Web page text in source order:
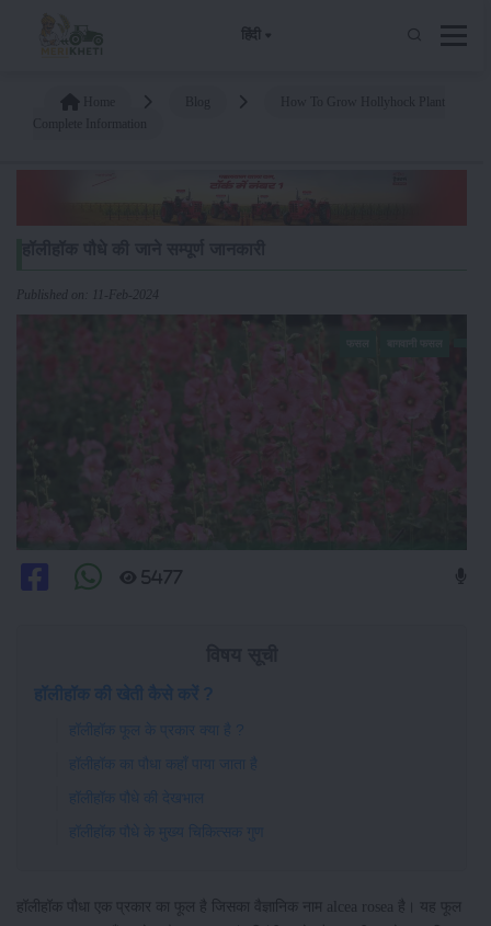
हिंदी
Published on: 11-Feb-2024
5477
हॉलीहॉक की खेती कैसे करें ?
हॉलीहॉक फूल के प्रकार क्या है ?
हॉलीहॉक का पौधा कहाँ पाया जाता है
हॉलीहॉक पौधे की देखभाल
हॉलीहॉक पौधे के मुख्य चिकित्सक गुण
हॉलीहॉक पौधा एक प्रकार का फूल है जिसका वैज्ञानिक नाम alcea rosea है। यह फूल